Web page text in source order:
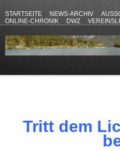
STARTSEITE NEWS-ARCHIV
ONLINE-CHRONIK
DWZ
Tritt dem